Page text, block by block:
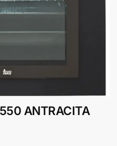
ANTRACITA